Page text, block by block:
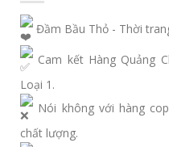
Đầm Bầu Thỏ - Thời
Cam kết Hàng Quảng
Loại 1.
Nói không với hàng
chất lượng.